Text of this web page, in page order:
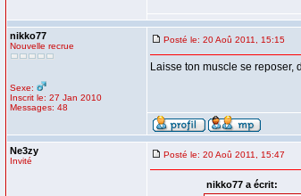
nikko77
Nouvelle recrue
Sexe:
Inscrit le: 27 Jan 2010
Messages: 48
Posté le: 20 Aoû 2011, 15:15
Laisse ton muscle se
Ne3zy
Invité
Posté le: 20 Aoû 2011, 15:47
nikko77 a écrit: